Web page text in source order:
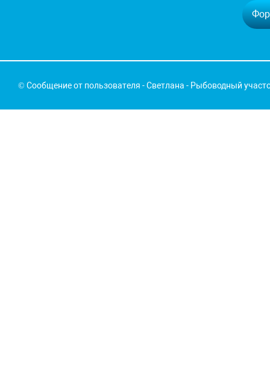
© Сообщение от пользователя - Светлана - Рыбоводный